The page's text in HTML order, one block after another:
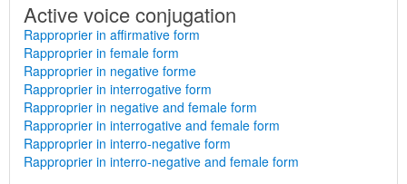
Active voice conjugation
Rapproprier in affirmative form
Rapproprier in female form
Rapproprier in negative forme
Rapproprier in interrogative form
Rapproprier in negative and female form
Rapproprier in interrogative and female form
Rapproprier in interro-negative form
Rapproprier in interro-negative and female form